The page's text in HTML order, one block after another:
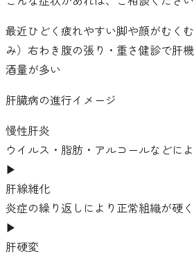
最近ひどく疲れやすい脚や顔がむくむ
み） 右わき腹の張り・重さ健診で肝
酒量が多い
肝臓病の進行イメージ
慢性肝炎
ウイルス・脂肪・アルコールなどに
▶
肝線維化
炎症の繰り返しにより正常組織が硬
▶
肝硬変